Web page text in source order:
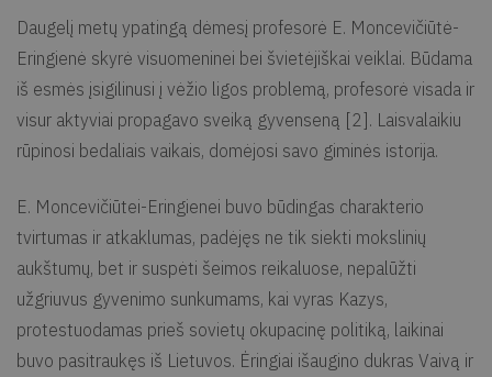
Daugelį metų ypatingą dėmesį profesorė E. Moncevičiūtė-
Eringienė skyrė visuomeninei bei švietėjiškai veiklai. Būdama
iš esmės įsigilinusi į vėžio ligos problemą, profesorė visada ir
visur aktyviai propagavo sveiką gyvenseną [2]. Laisvalaikiu
rūpinosi bedaliais vaikais, domėjosi savo giminės istorija.
E. Moncevičiūtei-Eringienei buvo būdingas charakterio
tvirtumas ir atkaklumas, padėjęs ne tik siekti mokslinių
aukštumų, bet ir suspėti šeimos reikaluose, nepalūžti
užgriuvus gyvenimo sunkumams, kai vyras Kazys,
protestuodamas prieš sovietų okupacinę politiką, laikinai
buvo pasitraukęs iš Lietuvos. Ėringiai išaugino dukras Vaivą ir